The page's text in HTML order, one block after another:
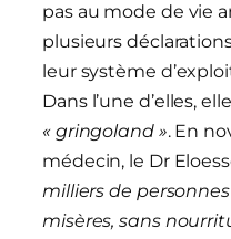
pas au mode de vie
plusieurs
leur système
Dans l’une d’elles,
« gringoland ». En
médecin, le Dr
milliers de
misères, sans